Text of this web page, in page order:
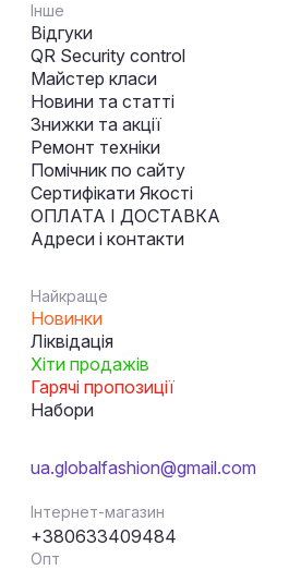
Інше
Відгуки
QR Security control
Майстер класи
Новини та статті
Знижки та акції
Ремонт техніки
Помічник по сайту
Сертифікати Якості
ОПЛАТА І ДОСТАВКА
Адреси і контакти
Найкраще
Новинки
Ліквідація
Хіти продажів
Гарячі пропозиції
Набори
ua.globalfashion@gmail.com
Інтернет-магазин
+380633409484
Опт